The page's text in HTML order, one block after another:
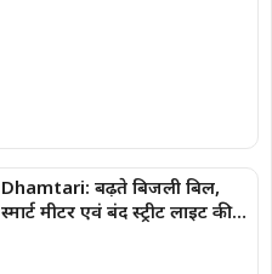
Dhamtari: बढ़ते बिजली बिल,
स्मार्ट मीटर एवं बंद स्ट्रीट लाइट की